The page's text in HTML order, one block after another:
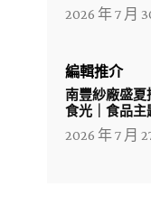
2026 年 7 月
編輯推介
南豐紗廠盛
食光｜食品主
2026 年 7 月